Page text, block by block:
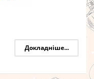
Докладніше...